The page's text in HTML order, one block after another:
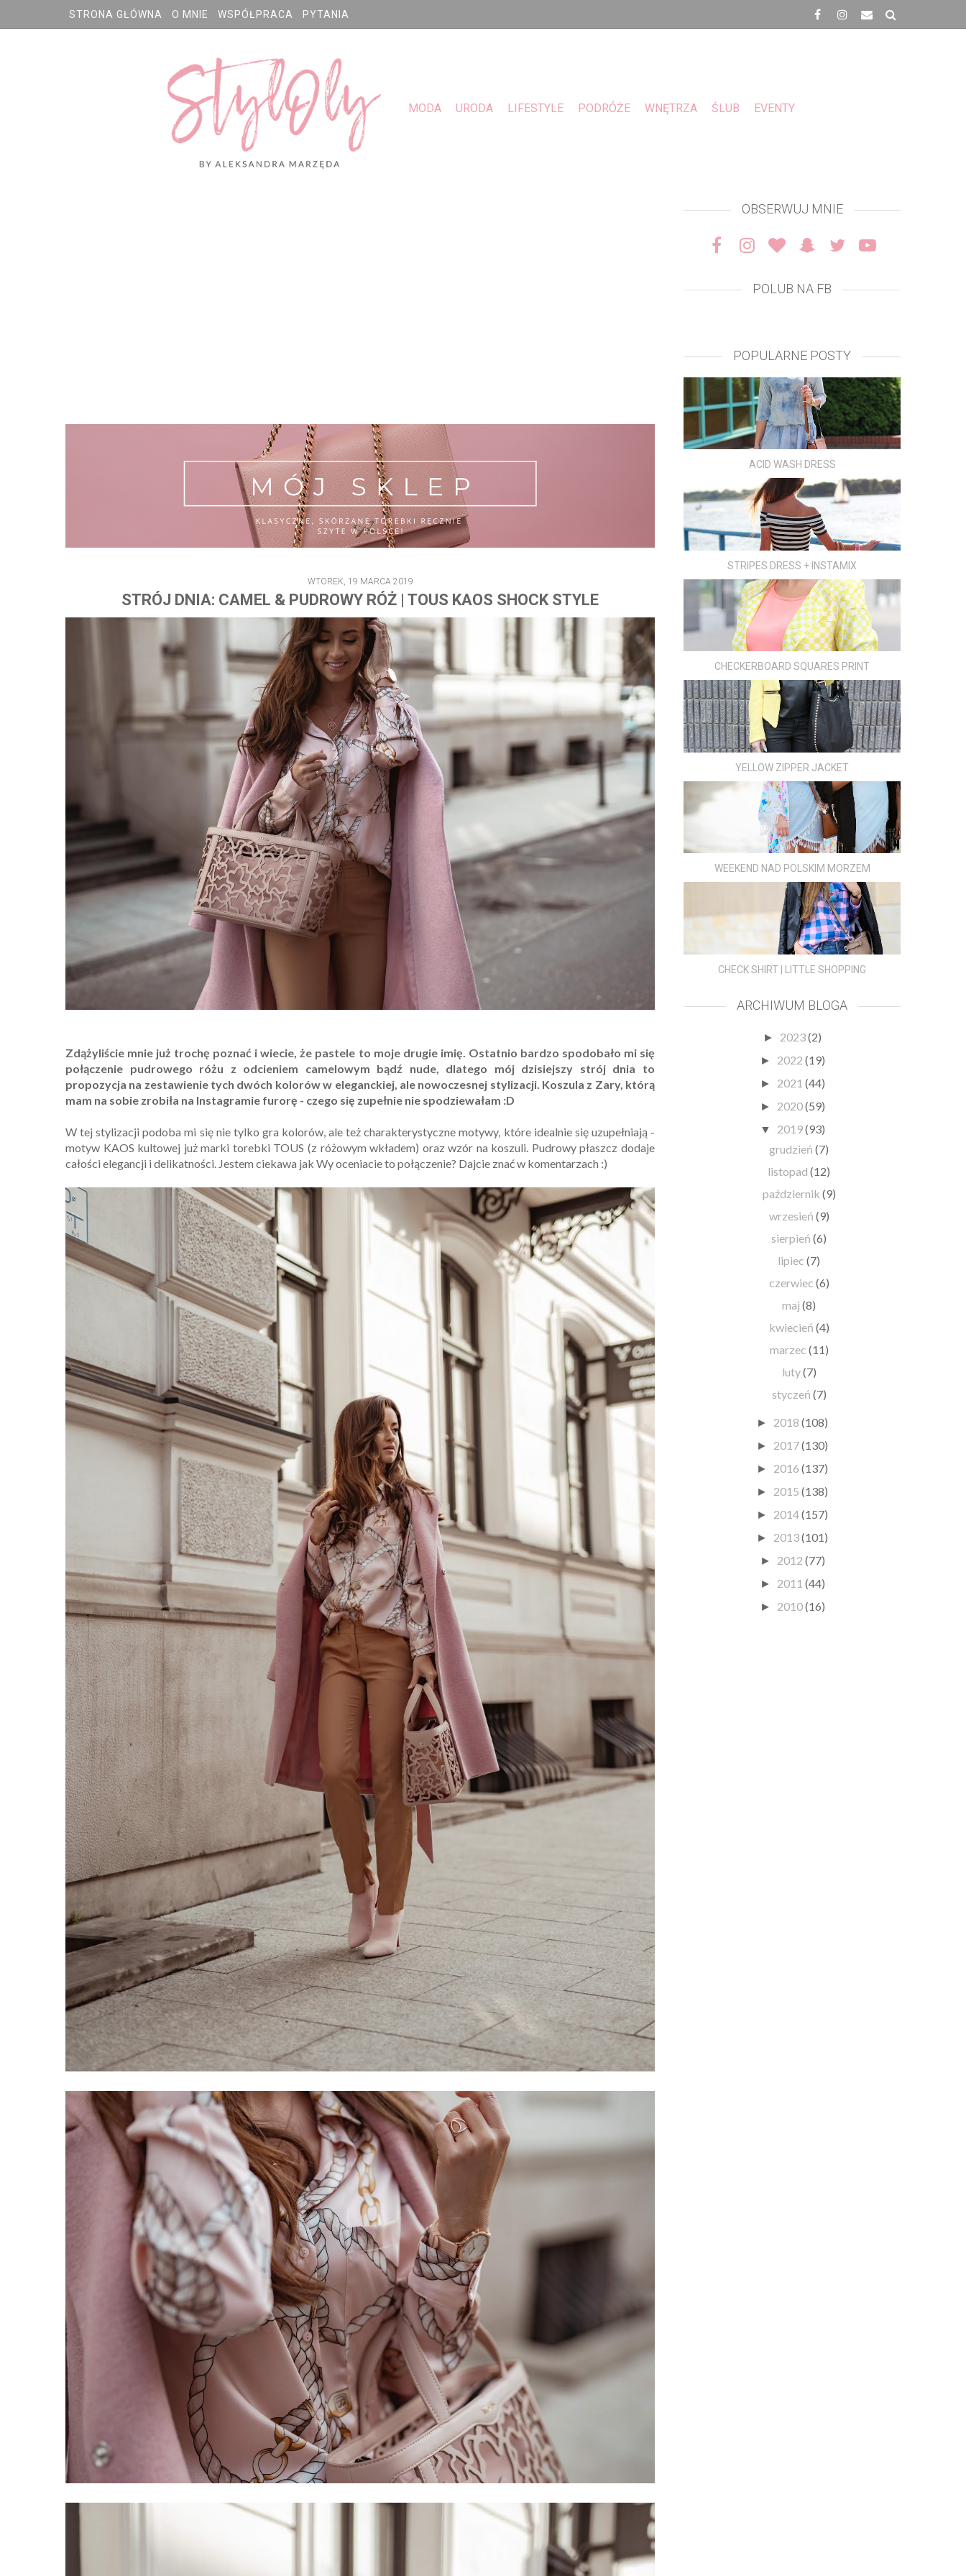
STRONA GŁÓWNA O MNIE WSPÓŁPRACA PYTANIA
MODA URODA LIFESTYLE PODRÓŻE WNĘTRZA ŚLUB EVENTY
WTOREK, 19 MARCA 2019
STRÓJ DNIA: CAMEL & PUDROWY RÓŻ | TOUS KAOS SHOCK STYLE
Zdążyliście mnie już trochę poznać i wiecie, że pastele to moje drugie imię. Ostatnio bardzo spodobało mi się
połączenie pudrowego różu z odcieniem camelowym bądź nude, dlatego mój dzisiejszy strój dnia to
propozycja na zestawienie tych dwóch kolorów w eleganckiej, ale nowoczesnej stylizacji. Koszula z Zary, którą
mam na sobie zrobiła na Instagramie furorę - czego się zupełnie nie spodziewałam :D
W tej stylizacji podoba mi się nie tylko gra kolorów, ale też charakterystyczne motywy, które idealnie się uzupełniają -
motyw KAOS kultowej już marki torebki TOUS (z różowym wkładem) oraz wzór na koszuli. Pudrowy płaszcz dodaje
całości elegancji i delikatności. Jestem ciekawa jak Wy oceniacie to połączenie? Dajcie znać w komentarzach :)
OBSERWUJ MNIE
POLUB NA FB
POPULARNE POSTY
ACID WASH DRESS
STRIPES DRESS + INSTAMIX
CHECKERBOARD SQUARES PRINT
YELLOW ZIPPER JACKET
WEEKEND NAD POLSKIM MORZEM
CHECK SHIRT | LITTLE SHOPPING
ARCHIWUM BLOGA
► 2023(2)
► 2022 (19)
► 2021 (44)
► 2020(59)
▼ 2019(93)
grudzień(7)
listopad(12)
październik (9)
wrzesień (9)
sierpień(6)
lipiec(7)
czerwiec (6)
maj(8)
kwiecień (4)
marzec (11)
luty(7)
styczeń (7)
► 2018 (108)
► 2017(130)
► 2016 (137)
► 2015 (138)
► 2014(157)
► 2013(101)
► 2012 (77)
► 2011 (44)
► 2010(16)